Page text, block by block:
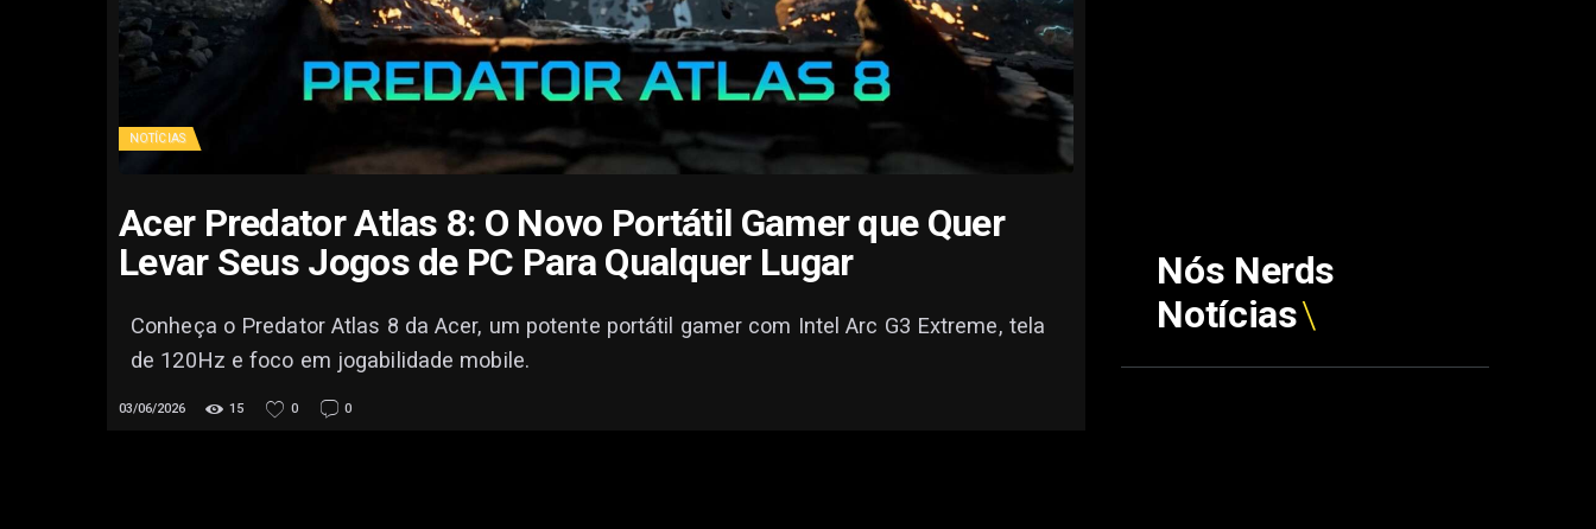
NOTÍCIAS
Acer Predator Atlas 8: O Novo Portátil Gamer que Quer
Levar Seus Jogos de PC Para Qualquer Lugar
Conheça o Predator Atlas 8 da Acer, um potente portátil gamer com Intel Arc G3 Extreme, tela
de 120Hz e foco em jogabilidade mobile.
03/06/2026 15 0 0
Nós Nerds
Notícias